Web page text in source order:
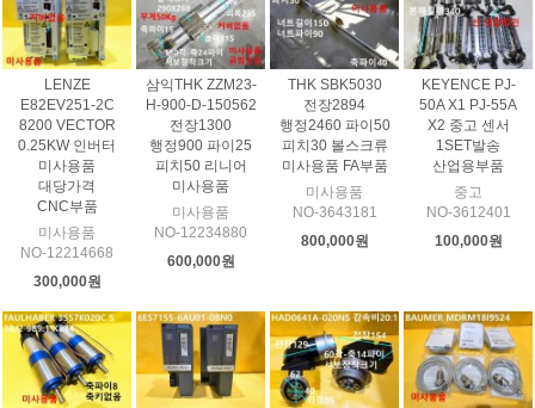
LENZE
E82EV251-2C
8200 VECTOR
0.25KW 인버터
미사용품
대당가격
CNC부품
미사용품
NO-12214668
300,000원
삼익THK ZZM23-
H-900-D-150562
전장1300
행정900 파이25
피치50 리니어
미사용품
미사용품
NO-12234880
600,000원
THK SBK5030
전장2894
행정2460 파이50
피치30 볼스크류
미사용품 FA부품
미사용품
NO-3643181
800,000원
KEYENCE PJ-
50A X1 PJ-55A
X2 중고 센서
1SET발송
산업용부품
중고
NO-3612401
100,000원